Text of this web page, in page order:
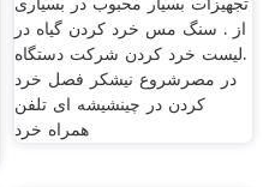
از . سنگ مس خرد کردن گیاه در
.لیست خرد کردن شرکت دستگاه
در مصر‌شروع نیشکر فصل خرد
کردن در چینشیشه ای تلفن
همراه خرد